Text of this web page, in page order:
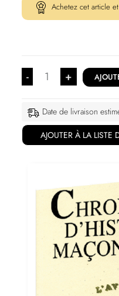
Achetez cet article
- +
Date de livraison
AJOUTER À LA LISTE